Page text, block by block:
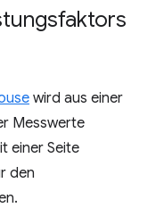
wird aus einer
Messwerte
einer Seite
den